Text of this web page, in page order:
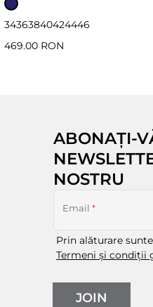
34363840424446
469.00 RON
ABONAȚI-
NOSTRU
Email *
Prin alăturare
Termeni și condiții
JOIN